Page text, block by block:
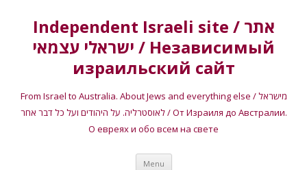
Independent Israeli site / אתר
ישראלי עצמאי / Независимый
израильский сайт
From Israel to Australia. About Jews and everything else / מישראל
לאוסטרליה. על היהודים ועל כל דבר אחר / От Израиля до Австралии.
О евреях и обо всем на свете
Menu Skip